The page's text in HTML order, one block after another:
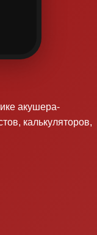
акушера-
калькуляторов,